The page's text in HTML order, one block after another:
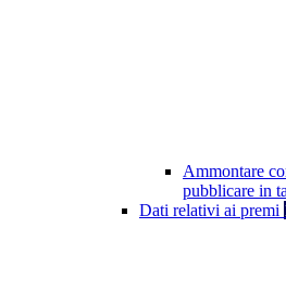
Ammontare
pubblicare in
Dati relativi ai premi